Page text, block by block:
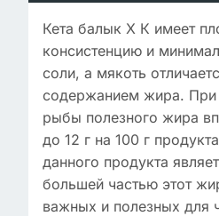
Кета балык Х К имеет
консистенцию и
соли, а мякоть
содержанием жира. При
рыбы полезного жира
до 12 г на 100 г
данного продукта
большей частью этот
важных и полезных для